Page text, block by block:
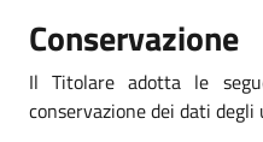
Conservazione
Il Titolare adotta le
conservazione dei dati